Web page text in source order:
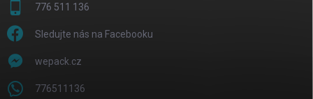
776 511 136
Sledujte nás na Facebooku
wepack.cz
776511136